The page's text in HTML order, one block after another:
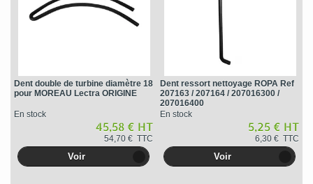
Dent double de turbine diamètre 18
pour MOREAU Lectra ORIGINE
En stock
45,58 € HT
54,70 € TTC
Voir
Dent ressort nettoyage ROPA Ref
207163 / 207164 / 207016300 /
207016400
En stock
5,25 € HT
6,30 € TTC
Voir